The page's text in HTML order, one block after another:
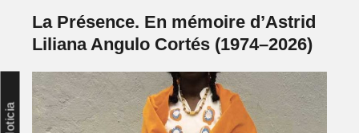
La Présence. En mémoire d’Astrid
Liliana Angulo Cortés (1974–2026)
Noticia